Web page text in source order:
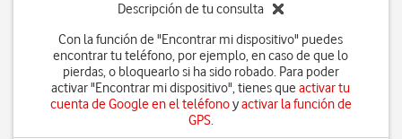
Descripción de tu consulta
Con la función de "Encontrar mi dispositivo" puedes
encontrar tu teléfono, por ejemplo, en caso de que lo
pierdas, o bloquearlo si ha sido robado. Para poder
activar "Encontrar mi dispositivo", tienes queactivar tu
cuenta de Google en el teléfonoyactivar la función de
GPS.